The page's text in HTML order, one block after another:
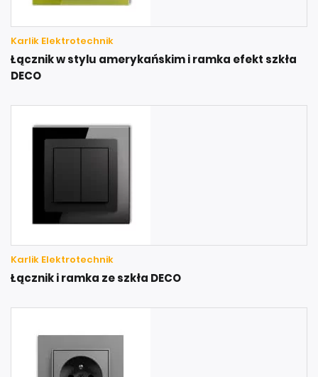
Karlik Elektrotechnik
Łącznik w stylu amerykańskim i ramka efekt szkła
DECO
Karlik Elektrotechnik
Łącznik i ramka ze szkła DECO